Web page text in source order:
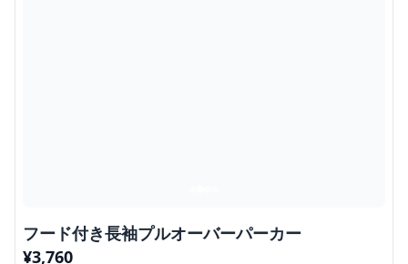
フード付き長袖プルオーバーパーカー
¥3,760